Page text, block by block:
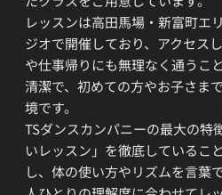
レッスンは高田馬場・新富町エ
ジオで開催しており、アクセス
や仕事帰りにも無理なく通うこ
清潔で、初めての方やお子さま
境です。
TSダンスカンパニーの最大の特
いレッスン」を徹底しているこ
し、体の使い方やリズムを言葉